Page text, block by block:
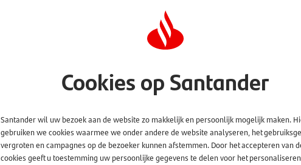
3) Ga naar instellen/wijzigen van wachtwoord voor online
4) Voer nu een door u gekozen wachtwoord in.
6) Klik op volgende.
7) Bevestig met uw Mijn Rekening-wachtwoord en u bent
Cookies op Santander
Santander wil uw bezoek aan de website zo makkelijk en persoonlijk mogelijk maken.
gebruiken we cookies waarmee we onder andere de website analyseren, het
vergroten en campagnes op de bezoeker kunnen afstemmen. Door het accepteren van
cookies geeft u toestemming uw persoonlijke gegevens te delen voor het